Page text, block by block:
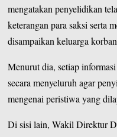
mengatakan penyelidikan
keterangan para saksi serta
disampaikan keluarga
Menurut dia, setiap
secara menyeluruh agar
mengenai peristiwa yang
Di sisi lain, Wakil Direktur